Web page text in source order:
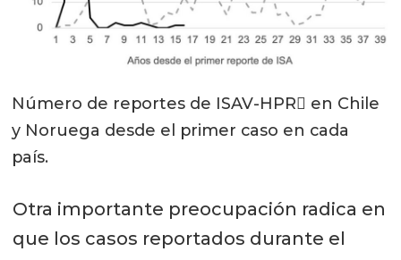
Número de reportes de ISAV-HPR en Chile
y Noruega desde el primer caso en cada
país.
Otra importante preocupación radica en
que los casos reportados durante el